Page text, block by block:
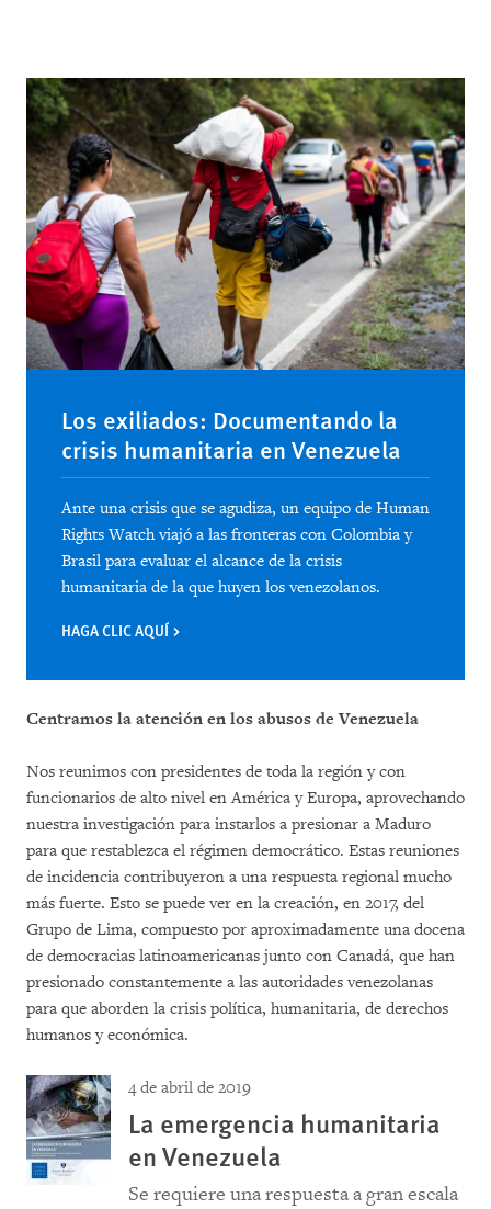
Los exiliados: Documentando la
crisis humanitaria en Venezuela
Ante una crisis que se agudiza, un equipo de Human
Rights Watch viajó a las fronteras con Colombia y
Brasil para evaluar el alcance de la crisis
humanitaria de la que huyen los venezolanos.
HAGA CLIC AQUÍ
Centramos la atención en los abusos de Venezuela
Nos reunimos con presidentes de toda la región y con
funcionarios de alto nivel en América y Europa, aprovechando
nuestra investigación para instarlos a presionar a Maduro
para que restablezca el régimen democrático. Estas reuniones
de incidencia contribuyeron a una respuesta regional mucho
más fuerte. Esto se puede ver en la creación, en 2017, del
Grupo de Lima, compuesto por aproximadamente una docena
de democracias latinoamericanas junto con Canadá, que han
presionado constantemente a las autoridades venezolanas
para que aborden la crisis política, humanitaria, de derechos
humanos y económica.
4 de abril de 2019
La emergencia humanitaria
en Venezuela
Se requiere una respuesta a gran escala